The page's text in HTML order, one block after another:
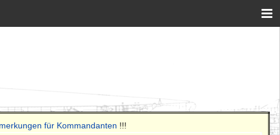
für Kommandanten !!!